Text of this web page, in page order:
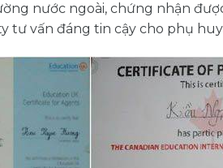
nước ngoài, chứng nhận
tư vấn đáng tin cậy cho phụ